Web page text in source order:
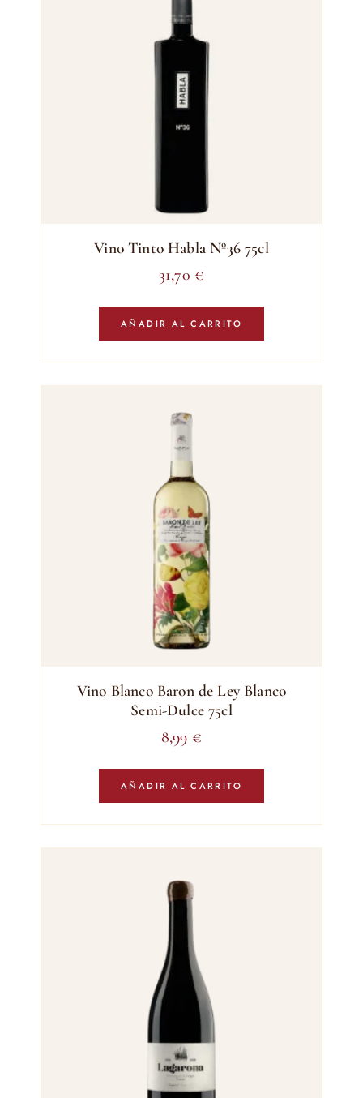
Vino Tinto Habla Nº36 75cl
31,70 €
AÑADIR AL CARRITO
Vino Blanco Baron de Ley Blanco
Semi-Dulce 75cl
8,99 €
AÑADIR AL CARRITO